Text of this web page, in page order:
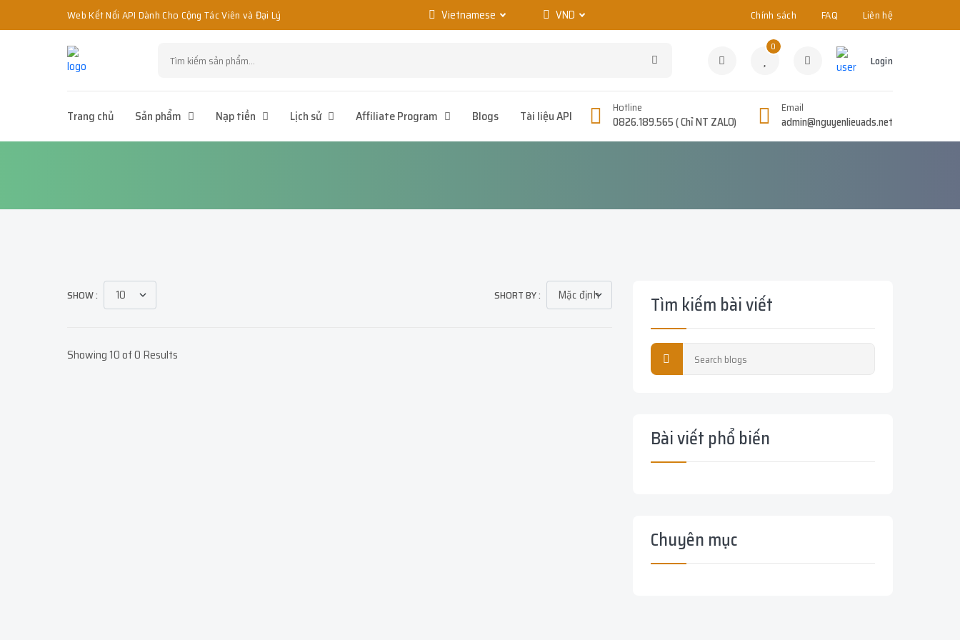
Web Kết Nối API Dành Cho Cộng Tác Viên và Đại Lý Vietnamese VND Chính sách FAQ Liên hệ
0
Login
Trang chủ Sản phẩm Nạp tiền Lịch sử Affiliate Program Blogs Tài liệu API Hotline
0826.189.565 ( Chỉ NT ZALO)
Email
admin@nguyenlieuads.net
SHOW : SHORT BY :
Showing 10 of 0 Results
Tìm kiếm bài viết
Bài viết phổ biến
Chuyên mục